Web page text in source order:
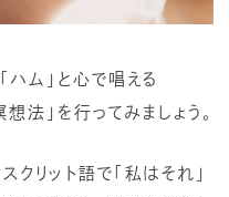
「ハム」と心で唱える
法」を行ってみましょう。
クリット語で「私はそれ」